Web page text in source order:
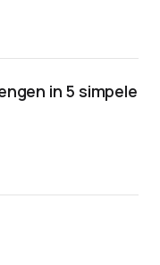
in 5 simpele